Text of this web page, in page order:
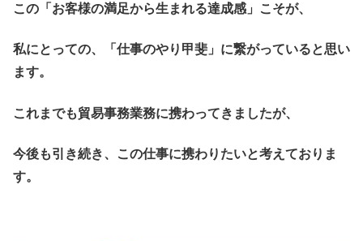
この「お客様の満足から生まれる達成感」こそが、
私にとっての、「仕事のやり甲斐」に繋がっていると思い
ます。
これまでも貿易事務業務に携わってきましたが、
今後も引き続き、この仕事に携わりたいと考えておりま
す。